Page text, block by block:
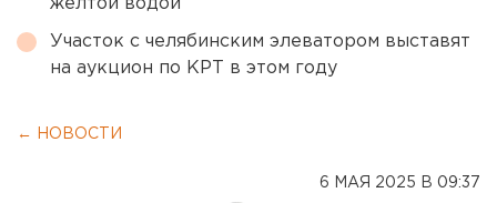
желтой водой
Участок с челябинским элеватором выставят
на аукцион по КРТ в этом году
← НОВОСТИ
6 МАЯ 2025 В 09:37